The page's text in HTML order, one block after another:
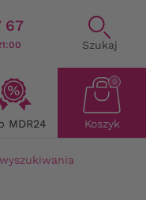
67
Szukaj
MDR24 Koszyk
0